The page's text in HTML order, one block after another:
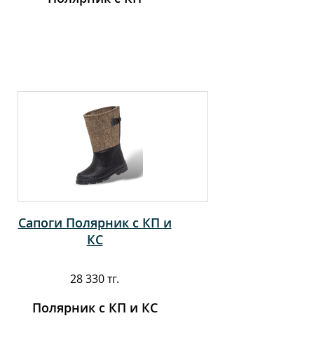
Сапоги Полярник с КП и
КС
28 330 тг.
Полярник с КП и КС